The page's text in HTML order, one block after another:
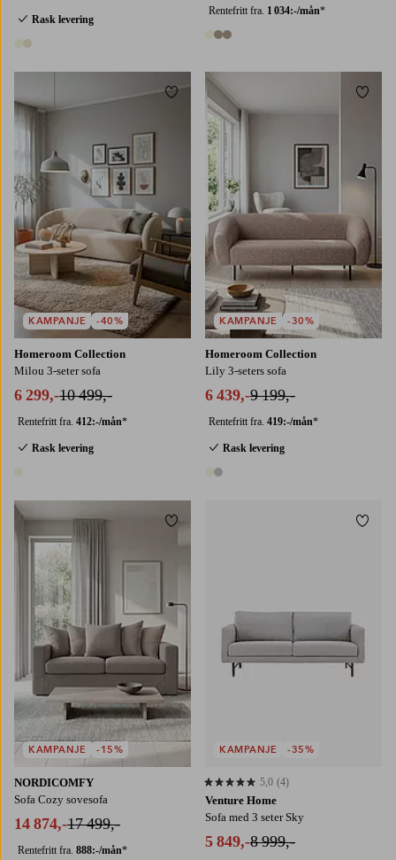
Rask levering
2 farger
Rentefritt fra. 1 034:-/mån*
3 farger
Homeroom Collection
Milou 3-seter sofa
6 299,-10 499,-
Rentefritt fra. 412:-/mån*
Rask levering
KAMPANJE -40%
Legg til favoritter
Homeroom Collection
Lily 3-seters sofa
6 439,-9 199,-
Rentefritt fra. 419:-/mån*
Rask levering
2 farger
KAMPANJE -30%
NORDICOMFY
Sofa Cozy sovesofa
14 874,-17 499,-
Rentefritt fra. 888:-/mån*
KAMPANJE -15%
Legg til favoritter
Venture Home
Sofa med 3 seter Sky
5 849,-8 999,-
5,0 basert på 4 karaktergivninger
5,0 (4)
KAMPANJE -35%